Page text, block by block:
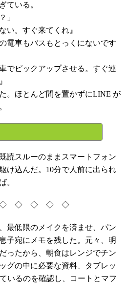
ている。
」
。すぐ来てくれ』
電車もバスもとっくにないです
でピックアップさせる。すぐ連
。ほとんど間を置かずにLINE が
読スルーのままスマートフォン
け込んだ。10分で人前に出られ
。
◇ ◇ ◇ ◇
最低限のメイクを済ませ、パン
子宛にメモを残した。元々、明
ったから、朝食はレンジでチン
グの中に必要な資料、タブレッ
いるのを確認し、コートとマフ